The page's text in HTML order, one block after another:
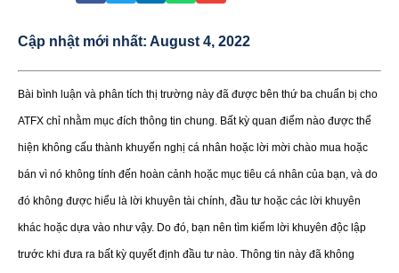
Cập nhật mới nhất: August 4, 2022
Bài bình luận và phân tích thị trường này đã được bên thứ ba chuẩn bị cho
ATFX chỉ nhằm mục đích thông tin chung. Bất kỳ quan điểm nào được thể
hiện không cấu thành khuyến nghị cá nhân hoặc lời mời chào mua hoặc
bán vì nó không tính đến hoàn cảnh hoặc mục tiêu cá nhân của bạn, và do
đó không được hiểu là lời khuyên tài chính, đầu tư hoặc các lời khuyên
khác hoặc dựa vào như vậy. Do đó, bạn nên tìm kiếm lời khuyên độc lập
trước khi đưa ra bất kỳ quyết định đầu tư nào. Thông tin này đã không